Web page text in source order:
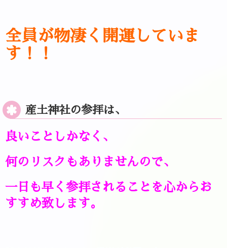
全員が物凄く開運していま
す！！
産土神社の参拝は、
良いことしかなく、
何のリスクもありませんので、
一日も早く参拝されることを心からお
すすめ致します。